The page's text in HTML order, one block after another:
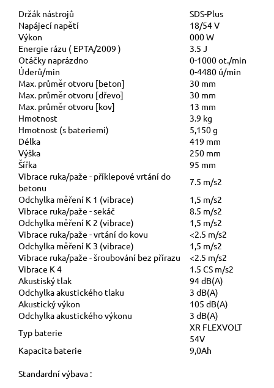
Držák nástrojů
SDS-Plus
Napájecí napětí
18/54 V
Výkon
000 W
Energie rázu ( EPTA/2009 )
3.5 J
Otáčky naprázdno
0-1000 ot./min
Úderů/min
0-4480 ú/min
Max. průměr otvoru [beton]
30 mm
Max. průměr otvoru [dřevo]
30 mm
Max. průměr otvoru [kov]
13 mm
Hmotnost
3.9 kg
Hmotnost (s bateriemi)
5,150 g
Délka
419 mm
Výška
250 mm
Šířka
95 mm
Vibrace ruka/paže - příklepové vrtání do
betonu
7.5 m/s2
Odchylka měření K 1 (vibrace)
1,5 m/s2
Vibrace ruka/paže - sekáč
8.5 m/s2
Odchylka měření K 2 (vibrace)
1,5 m/s2
Vibrace ruka/paže - vrtání do kovu
<2.5 m/s2
Odchylka měření K 3 (vibrace)
1,5 m/s2
Vibrace ruka/paže - šroubování bez přírazu
<2.5 m/s2
Vibrace K 4
1.5 CS m/s2
Akustiský tlak
94 dB(A)
Odchylka akustického tlaku
3 dB(A)
Akustický výkon
105 dB(A)
Odchylka akustického výkonu
3 dB(A)
Typ baterie
XR FLEXVOLT
54V
Kapacita baterie
9,0Ah
Standardní výbava :